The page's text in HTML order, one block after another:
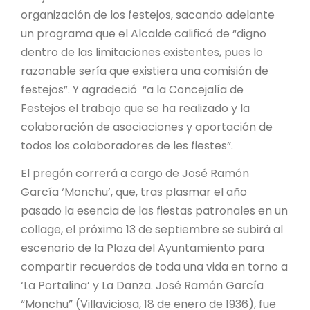
organización de los festejos, sacando adelante
un programa que el Alcalde calificó de “digno
dentro de las limitaciones existentes, pues lo
razonable sería que existiera una comisión de
festejos”. Y agradeció “a la Concejalía de
Festejos el trabajo que se ha realizado y la
colaboración de asociaciones y aportación de
todos los colaboradores de les fiestes”.
El pregón correrá a cargo de José Ramón
García ‘Monchu’, que, tras plasmar el año
pasado la esencia de las fiestas patronales en un
collage, el próximo 13 de septiembre se subirá al
escenario de la Plaza del Ayuntamiento para
compartir recuerdos de toda una vida en torno a
‘La Portalina’ y La Danza. José Ramón García
“Monchu” (Villaviciosa, 18 de enero de 1936), fue